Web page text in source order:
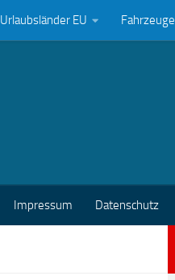
Urlaubsländer EU Fahrzeuge
Impressum Datenschutz